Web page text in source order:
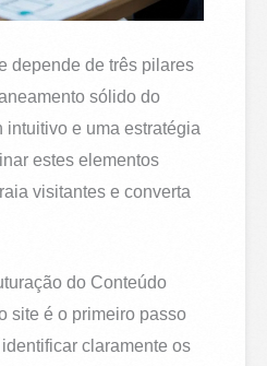
depende de três pilares
sólido do
intuitivo e uma estratégia
estes elementos
visitantes e converta
do Conteúdo
site é o primeiro passo
claramente os